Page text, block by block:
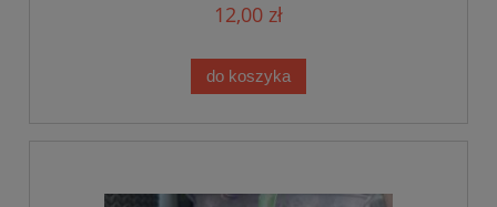
12,00 zł
do koszyka